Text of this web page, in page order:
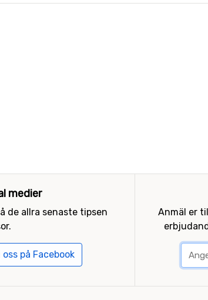
medier
de allra senaste tipsen
oss på Facebook
Anmäl er